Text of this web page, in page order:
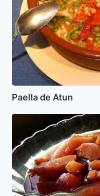
Paella de Atun
Mosto
(Letuario
de
Membrillo)